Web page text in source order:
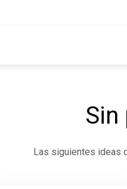
Sin
Las siguientes ideas